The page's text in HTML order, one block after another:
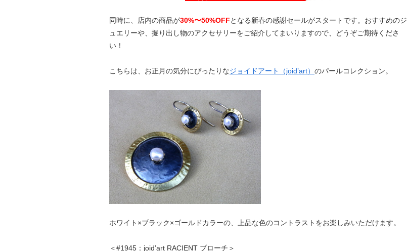
同時に、店内の商品が30%〜50%OFFとなる新春の感謝セールがスタートです。おすすめのジ
ュエリーや、掘り出し物のアクセサリーをご紹介してまいりますので、どうぞご期待くださ
い！
こちらは、お正月の気分にぴったりなジョイドアート（joid’art） のパールコレクション。
ホワイト×ブラック×ゴールドカラーの、上品な色のコントラストをお楽しみいただけます。
＜#1945：joid’art RACIENT ブローチ＞